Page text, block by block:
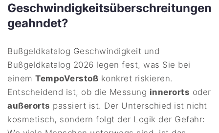
Geschwindigkeitsüberschreitungen
geahndet?
Bußgeldkatalog Geschwindigkeit und
Bußgeldkatalog 2026 legen fest, was Sie bei
einemTempoVerstoß konkret riskieren.
Entscheidend ist, ob die Messung innerorts oder
außerorts passiert ist. Der Unterschied ist nicht
kosmetisch, sondern folgt der Logik der Gefahr: